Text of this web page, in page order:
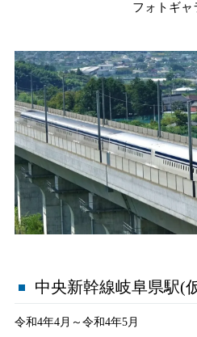
フォトギャ
中央新幹線岐阜県駅(
令和4年4月～令和4年5月